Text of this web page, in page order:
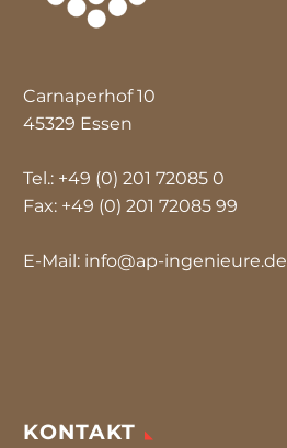
Carnaperhof 10
45329 Essen
Tel.: +49 (0) 201 72085 0
Fax: +49 (0) 201 72085 99
E-Mail: info@ap-ingenieure.de
KONTAKT